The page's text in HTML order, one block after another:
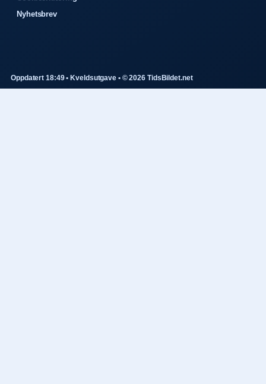
Nyhetsbrev
Oppdatert 18:49 • Kveldsutgave • © 2026 TidsBildet.net